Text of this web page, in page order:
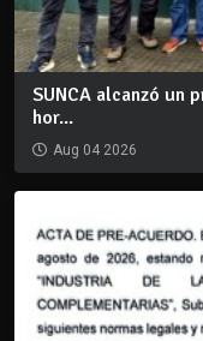
SUNCA alcanzó un
hor...
Aug 04 2026